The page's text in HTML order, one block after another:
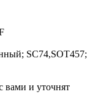
SC74,SOT457;
вами и уточнят